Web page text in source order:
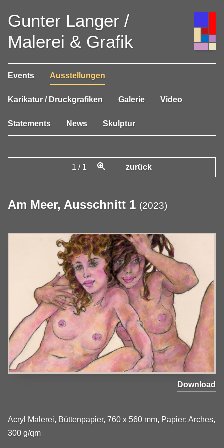
Gunter Langer /
Malerei & Grafik
Events Ausstellungen
Karikatur / Druckgrafiken Galerie Video
Statements News Skulptur
1 / 1 zurück
Am Meer, Ausschnitt 1 (2023)
Download
Acryl Malerei, Büttenpapier, 760 x 560 mm, Papier: Arches,
300 g/qm